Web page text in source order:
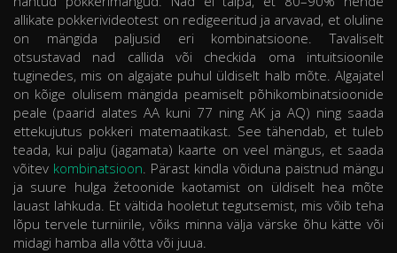
allikate pokkerivideotest on redigeeritud ja arvavad, et oluline
on mängida paljusid eri kombinatsioone. Tavaliselt
otsustavad nad callida või checkida oma intuitsioonile
tuginedes, mis on algajate puhul üldiselt halb mõte. Algajatel
on kõige olulisem mängida peamiselt põhikombinatsioonide
peale (paarid alates AA kuni 77 ning AK ja AQ) ning saada
ettekujutus pokkeri matemaatikast. See tähendab, et tuleb
teada, kui palju (jagamata) kaarte on veel mängus, et saada
võitev kombinatsioon. Pärast kindla võiduna paistnud mängu
ja suure hulga žetoonide kaotamist on üldiselt hea mõte
lauast lahkuda. Et vältida hooletut tegutsemist, mis võib teha
lõpu tervele turniirile, võiks minna välja värske õhu kätte või
midagi hamba alla võtta või juua.